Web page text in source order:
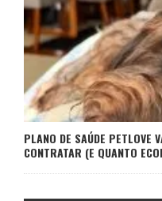
PLANO DE SAÚDE PETLOVE
CONTRATAR (E QUANTO